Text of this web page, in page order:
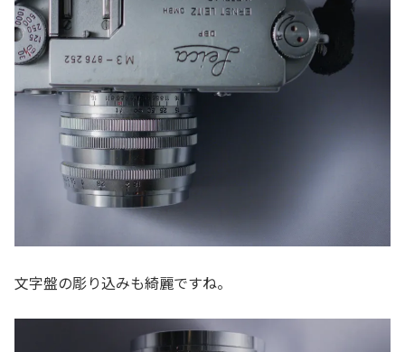
文字盤の彫り込みも綺麗ですね。